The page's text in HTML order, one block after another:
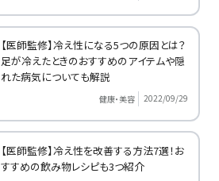
【医師監修】冷え性になる5つの原因とは？
足が冷えたときのおすすめのアイテムや隠
れた病気についても解説
健康・美容 2022/09/29
【医師監修】冷え性を改善する方法7選！お
すすめの飲み物レシピも3つ紹介